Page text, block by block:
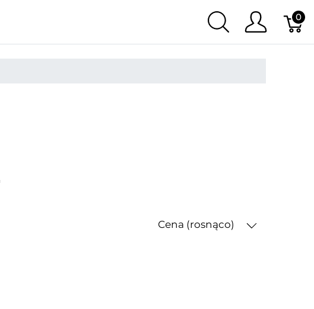
0
Cena (rosnąco)